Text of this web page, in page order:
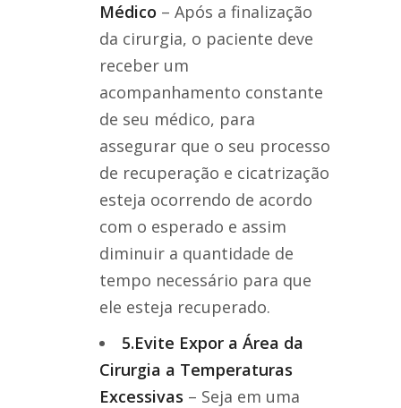
Médico – Após a finalização
da cirurgia, o paciente deve
receber um
acompanhamento constante
de seu médico, para
assegurar que o seu processo
de recuperação e cicatrização
esteja ocorrendo de acordo
com o esperado e assim
diminuir a quantidade de
tempo necessário para que
ele esteja recuperado.
5.Evite Expor a Área da
Cirurgia a Temperaturas
Excessivas – Seja em uma